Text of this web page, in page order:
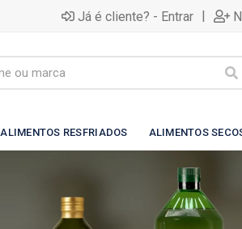
Já é cliente? - Entrar |
ALIMENTOS RESFRIADOS ALIMENTOS